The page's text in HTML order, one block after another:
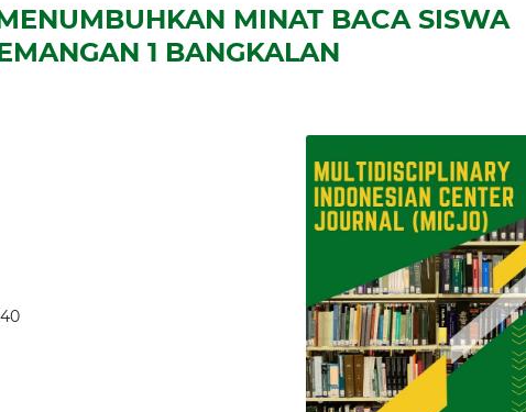
MINAT BACA SISWA
1 BANGKALAN